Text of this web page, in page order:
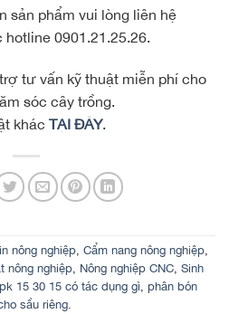
sản phẩm vui lòng liên hệ
hotline 0901.21.25.26.
tư vấn kỹ thuật miễn phí cho
sóc cây trồng.
khác TẠI ĐÂY.
nông nghiệp, Cẩm nang nông nghiệp,
nông nghiệp, Nông nghiệp CNC, Sinh
15 30 15 có tác dụng gì, phân bón
sầu riêng.